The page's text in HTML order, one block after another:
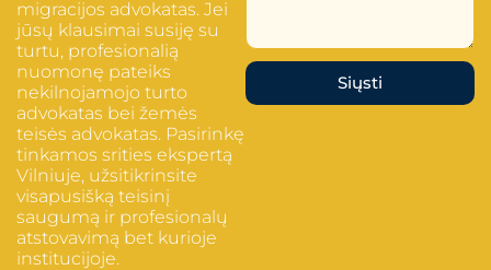
migracijos advokatas. Jei
jūsų klausimai susiję su
turtu, profesionalią
nuomonę pateiks
nekilnojamojo turto
advokatas bei žemės
teisės advokatas. Pasirinkę
tinkamos srities ekspertą
Vilniuje, užsitikrinsite
visapusišką teisinį
saugumą ir profesionalų
atstovavimą bet kurioje
institucijoje.
Siųsti